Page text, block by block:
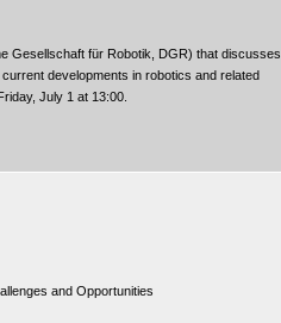
Gesellschaft für Robotik, DGR) that discusses
developments in robotics and related
July 1 at 13:00.
and Opportunities